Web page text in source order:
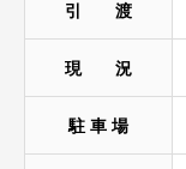
引 渡
現 況
駐 車 場